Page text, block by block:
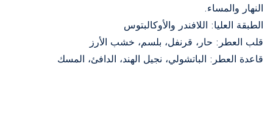
النهار والمساء.
الطبقة العليا: اللافندر والأوكالبتوس
قلب العطر: حار، قرنفل، بلسم، خشب الأرز
قاعدة العطر: الباتشولي، نجيل الهند، الدافئ، المسك